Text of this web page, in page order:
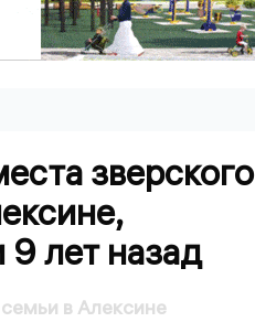
зверского
лет назад
в Алексине